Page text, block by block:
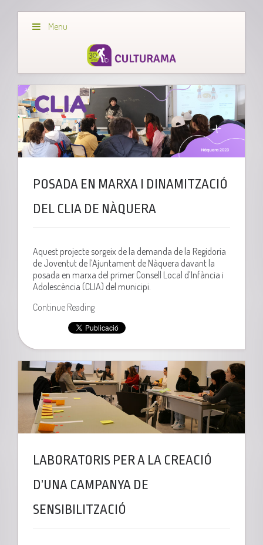
Menu
POSADA EN MARXA I DINAMITZACIÓ
DEL CLIA DE NÀQUERA
Aquest projecte sorgeix de la demanda de la Regidoria
de Joventut de l’Ajuntament de Nàquera davant la
posada en marxa del primer Consell Local d’Infància i
Adolescència (CLIA) del municipi.
Continue Reading
LABORATORIS PER A LA CREACIÓ
D’UNA CAMPANYA DE
SENSIBILITZACIÓ